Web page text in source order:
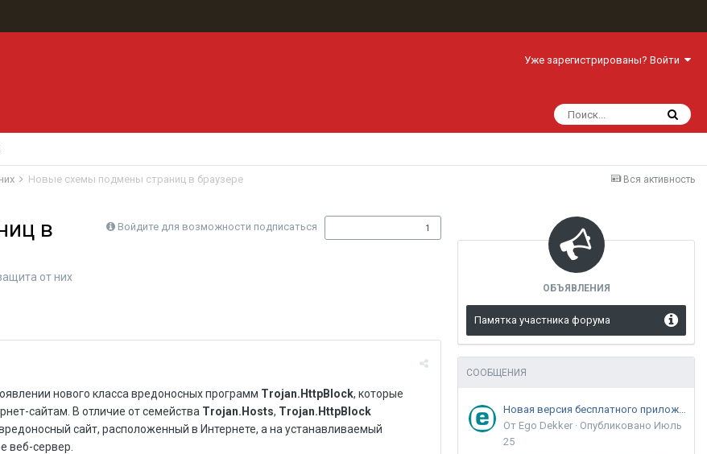
Уже зарегистрированы? Войти
Вся активность
Новые схемы подмены страниц в браузере
Войдите для возможности подписаться 1
в
от них
нового класса вредоносных программ Trojan.HttpBlock, которые
сайтам. В отличие от семейства Trojan.Hosts, Trojan.HttpBlock
сайт, расположенный в Интернете, а на устанавливаемый
веб-сервер.
ОБЪЯВЛЕНИЯ
Памятка участника форума
СООБЩЕНИЯ
Новая версия бесплатного приложения ESET Online Scanner доступна пользователям
От Ego Dekker · Опубликовано Июль
25